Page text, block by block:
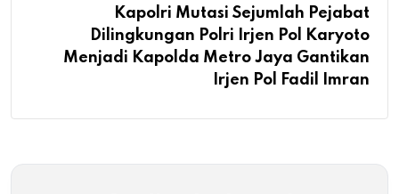
Kapolri Mutasi Sejumlah Pejabat
Dilingkungan Polri Irjen Pol Karyoto
Menjadi Kapolda Metro Jaya Gantikan
Irjen Pol Fadil Imran